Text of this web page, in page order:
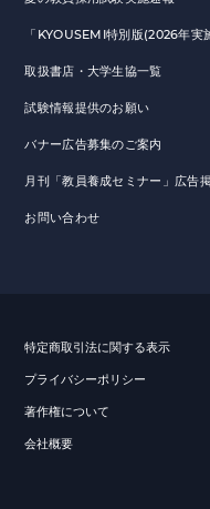
「KYOUSEMI特別版(2026年
取扱書店・大学生協一覧
試験情報提供のお願い
バナー広告募集のご案内
月刊「教員養成セミナー」広告
お問い合わせ
特定商取引法に関する表示
プライバシーポリシー
著作権について
会社概要